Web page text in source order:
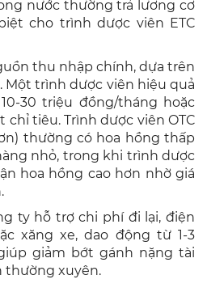
nước thường trả lương cơ
cho trình dược viên ETC
thu nhập chính, dựa trên
Một trình dược viên hiệu quả
30 triệu đồng/tháng hoặc
chỉ tiêu. Trình dược viên OTC
thường có hoa hồng thấp
nhỏ, trong khi trình dược
hoa hồng cao hơn nhờ giá
ty hỗ trợ chi phí đi lại, điện
xăng xe, dao động từ 1-3
giảm bớt gánh nặng tài
thường xuyên.